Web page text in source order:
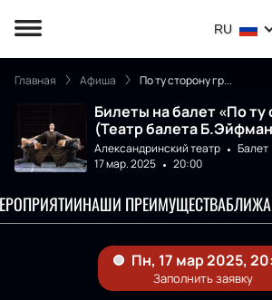
RU
Главная Афиша По ту сторону гр...
Билеты на балет «По ту
(Театр балета
Александринский театр Балет
17 мар. 2025
20:00
НАШИ ПРЕИМУЩЕСТВА